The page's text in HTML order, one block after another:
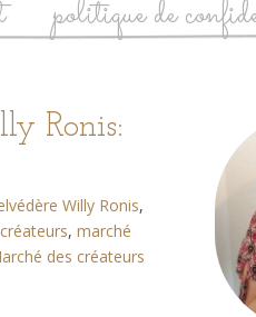
politique de
Ronis:
Willy Ronis,
, marché
des créateurs